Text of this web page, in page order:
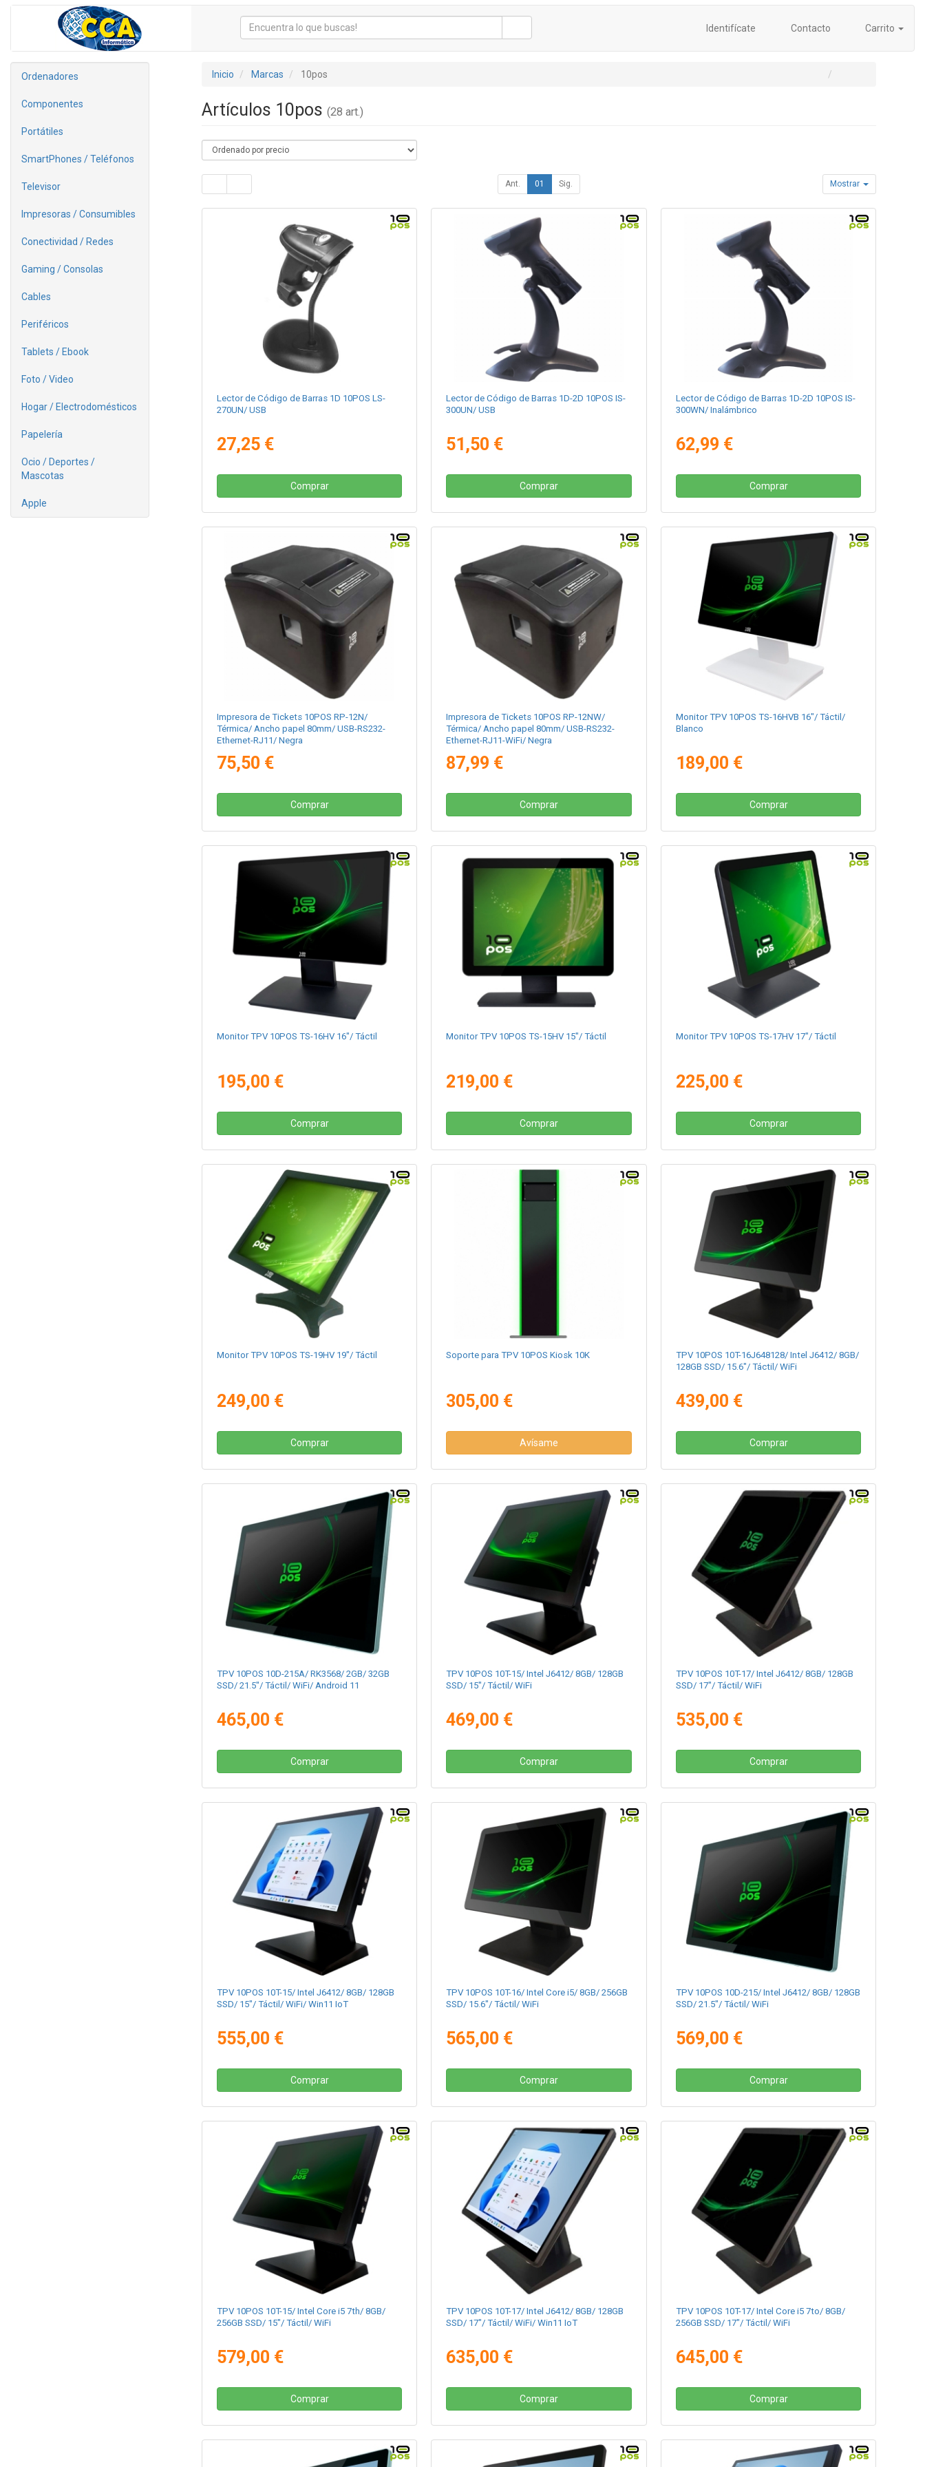
Identifícate Contacto Carrito
Ordenadores
Componentes
Portátiles
SmartPhones / Teléfonos
Televisor
Impresoras / Consumibles
Conectividad / Redes
Gaming / Consolas
Cables
Periféricos
Tablets / Ebook
Foto / Video
Hogar / Electrodomésticos
Papelería
Ocio / Deportes /
Mascotas
Apple
Inicio Marcas 10pos
Artículos 10pos (28 art.)
Ant. 01 Sig. Mostrar
Lector de Código de Barras 1D 10POS LS-
270UN/ USB
27,25 €
Comprar
Lector de Código de Barras 1D-2D 10POS IS-
300UN/ USB
51,50 €
Comprar
Lector de Código de Barras 1D-2D 10POS IS-
300WN/ Inalámbrico
62,99 €
Comprar
Impresora de Tickets 10POS RP-12N/
Térmica/ Ancho papel 80mm/ USB-RS232-
Ethernet-RJ11/ Negra
75,50 €
Comprar
Impresora de Tickets 10POS RP-12NW/
Térmica/ Ancho papel 80mm/ USB-RS232-
Ethernet-RJ11-WiFi/ Negra
87,99 €
Comprar
Monitor TPV 10POS TS-16HVB 16"/ Táctil/
Blanco
189,00 €
Comprar
Monitor TPV 10POS TS-16HV 16"/ Táctil
195,00 €
Comprar
Monitor TPV 10POS TS-15HV 15"/ Táctil
219,00 €
Comprar
Monitor TPV 10POS TS-17HV 17"/ Táctil
225,00 €
Comprar
Monitor TPV 10POS TS-19HV 19"/ Táctil
249,00 €
Comprar
Soporte para TPV 10POS Kiosk 10K
305,00 €
Avísame
TPV 10POS 10T-16J648128/ Intel J6412/ 8GB/
128GB SSD/ 15.6"/ Táctil/ WiFi
439,00 €
Comprar
TPV 10POS 10D-215A/ RK3568/ 2GB/ 32GB
SSD/ 21.5"/ Táctil/ WiFi/ Android 11
465,00 €
Comprar
TPV 10POS 10T-15/ Intel J6412/ 8GB/ 128GB
SSD/ 15"/ Táctil/ WiFi
469,00 €
Comprar
TPV 10POS 10T-17/ Intel J6412/ 8GB/ 128GB
SSD/ 17"/ Táctil/ WiFi
535,00 €
Comprar
TPV 10POS 10T-15/ Intel J6412/ 8GB/ 128GB
SSD/ 15"/ Táctil/ WiFi/ Win11 IoT
555,00 €
Comprar
TPV 10POS 10T-16/ Intel Core i5/ 8GB/ 256GB
SSD/ 15.6"/ Táctil/ WiFi
565,00 €
Comprar
TPV 10POS 10D-215/ Intel J6412/ 8GB/ 128GB
SSD/ 21.5"/ Táctil/ WiFi
569,00 €
Comprar
TPV 10POS 10T-15/ Intel Core i5 7th/ 8GB/
256GB SSD/ 15"/ Táctil/ WiFi
579,00 €
Comprar
TPV 10POS 10T-17/ Intel J6412/ 8GB/ 128GB
SSD/ 17"/ Táctil/ WiFi/ Win11 IoT
635,00 €
Comprar
TPV 10POS 10T-17/ Intel Core i5 7to/ 8GB/
256GB SSD/ 17"/ Táctil/ WiFi
645,00 €
Comprar